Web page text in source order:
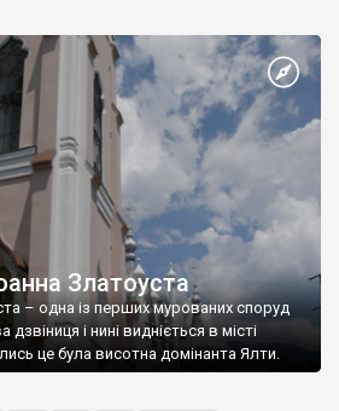
Златоуста
– одна із перших мурованих споруд
і нині видніється в місті
це була висотна домінанта Ялти.